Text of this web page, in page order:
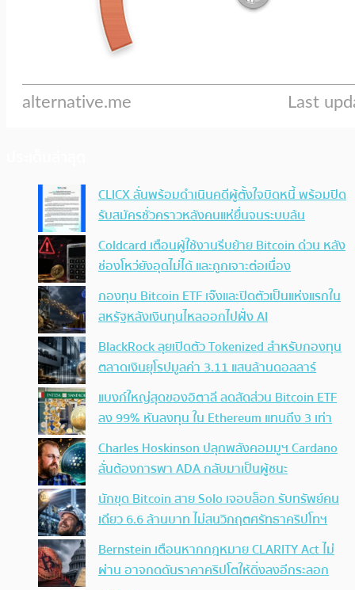
CLICX ลั่นพร้อมดำเนินคดีผู้ตั้งใจบิดหนี้ พร้อมปิด
รับสมัครชั่วคราวหลังคนแห่ยื่นจนระบบล้น
Coldcard เตือนผู้ใช้งานรีบย้าย Bitcoin ด่วน หลัง
ช่องโหว่ยังอุดไม่ได้ และถูกเจาะต่อเนื่อง
กองทุน Bitcoin ETF เจ๊งและปิดตัวเป็นแห่งแรกใน
สหรัฐหลังเงินทุนไหลออกไปฝั่ง AI
BlackRock ลุยเปิดตัว Tokenized สำหรับกองทุน
ตลาดเงินยุโรปมูลค่า 3.11 แสนล้านดอลลาร์
แบงก์ใหญ่สุดของอิตาลี ลดสัดส่วน Bitcoin ETF
ลง 99% หันลงทุน ใน Ethereum แทนถึง 3 เท่า
Charles Hoskinson ปลุกพลังคอมมูฯ Cardano
ลั่นต้องการพา ADA กลับมาเป็นผู้ชนะ
นักขุด Bitcoin สาย Solo เจอบล็อก รับทรัพย์คน
เดียว 6.6 ล้านบาท ไม่สนวิกฤตศรัทธาคริปโทฯ
Bernstein เตือนหากกฎหมาย CLARITY Act ไม่
ผ่าน อาจกดดันราคาคริปโตให้ดิ่งลงอีกระลอก